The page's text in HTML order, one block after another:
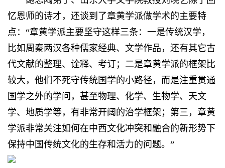
忆恩师的诗才，还谈到了章黄学派做学术的主要特
点：“章黄学派主要坚守这样三条：一是传统汉学，
比如周秦两汉各种儒家经典、文学作品，还有其它古
代文献的整理、诠释、考订；二是章黄学派的框架比
较大，他们不死守传统国学的小路径，而是注重贯通
国学之外的学问，甚至物理、化学、生物学、天文
学、地质学等，有非常开阔的治学框架；第三，章黄
学派非常关注如何在中西文化冲突和融合的新形势下
保持中国传统文化的生存和活力的问题。”